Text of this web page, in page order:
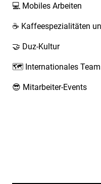
💻 Mobiles Arbeiten
☕ Kaffeespezialitäten
🤝 Duz-Kultur
🗺️ Internationales Team
😎 Mitarbeiter-Events